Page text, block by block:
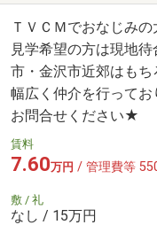
ＴＶＣＭでおなじみ
見学希望の方は現地
市・金沢市近郊はも
幅広く仲介を行って
お問合せください★
賃料
7.60万円 / 管理費等
敷 / 礼
なし / 15万円